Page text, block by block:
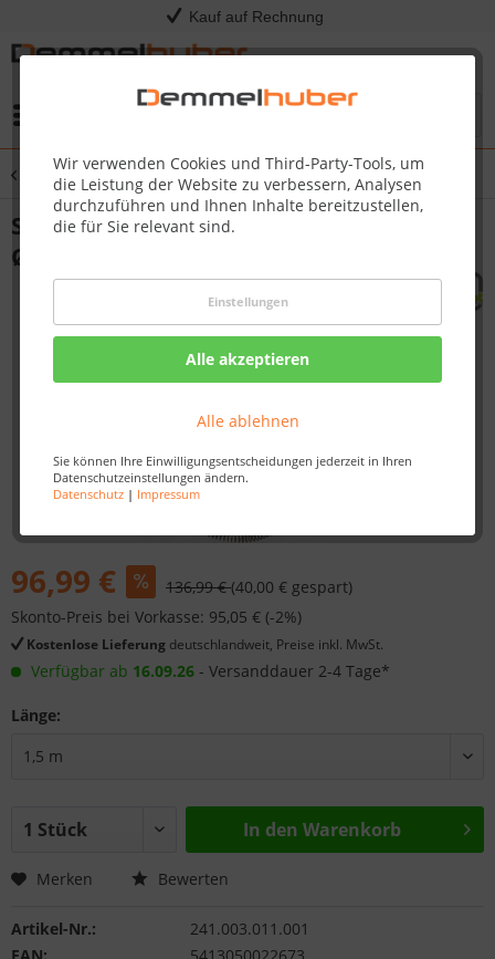
Kauf auf Rechnung
Wir verwenden Cookies und Third-Party-Tools, um
die Leistung der Website zu verbessern, Analysen
durchzuführen und Ihnen Inhalte bereitzustellen,
die für Sie relevant sind.
Einstellungen
Alle akzeptieren
Alle ablehnen
Sie können Ihre Einwilligungsentscheidungen jederzeit in Ihren
Datenschutzeinstellungen ändern.
Datenschutz| Impressum
Übersicht Seilbahnen
Seilbahn - Spiralbremsfeder für Tragseil
Ø 10 mm
96,99 € 136,99 €(40,00 € gespart)
Skonto-Preis bei Vorkasse: 95,05 € (-2%)
Kostenlose Lieferung deutschlandweit, Preise inkl. MwSt.
Verfügbar ab 16.09.26 - Versanddauer 2-4 Tage*
Länge:
In den Warenkorb
Merken Bewerten
Artikel-Nr.:
241.003.011.001